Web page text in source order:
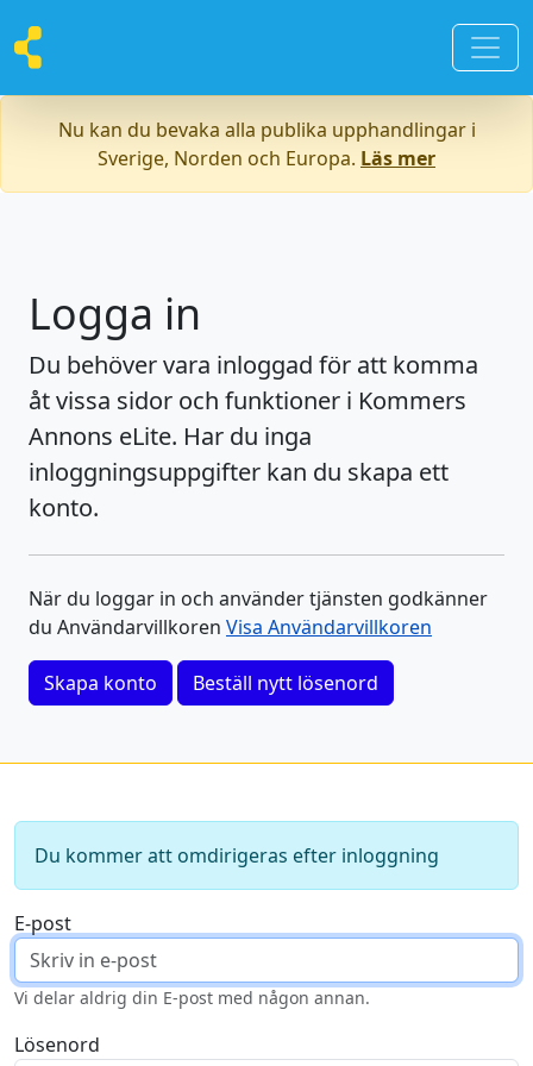
Nu kan du bevaka alla publika upphandlingar i
Sverige, Norden och Europa. Läs mer
Logga in
Du behöver vara inloggad för att komma
åt vissa sidor och funktioner i Kommers
Annons eLite. Har du inga
inloggningsuppgifter kan du skapa ett
konto.
När du loggar in och använder tjänsten godkänner
du Användarvillkoren Visa Användarvillkoren
Skapa konto Beställ nytt lösenord
Du kommer att omdirigeras efter inloggning
E-post
Vi delar aldrig din E-post med någon annan.
Lösenord